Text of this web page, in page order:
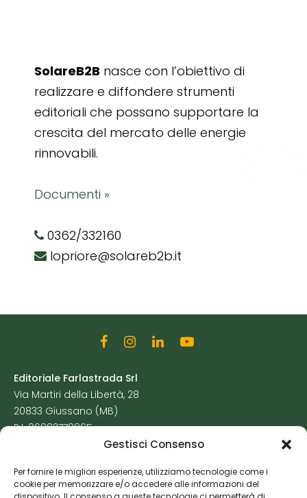
Gestisci Consenso
Per fornire le migliori esperienze, utilizziamo tecnologie come i
cookie per memorizzare e/o accedere alle informazioni del
SolareB2B nasce con l’obiettivo di
realizzare e diffondere strumenti
editoriali che possano supportare la
crescita del mercato delle energie
rinnovabili.
Documenti »
0362/332160
lopriore@solareb2b.it
Editoriale Farlastrada Srl
Via Martiri della Libertà, 28
20833 Giussano (MB)
P.I. 06982770965
Cookie Policy
Risorse Aggiuntive